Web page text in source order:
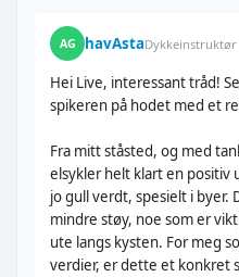
AG havAstaDykkeinstruktør
Hei Live, interessant tråd!
spikeren på hodet med et
Fra mitt ståsted, og med
elsykler helt klart en
jo gull verdt, spesielt i
mindre støy, noe som er
ute langs kysten. For meg
verdier, er dette et konkret